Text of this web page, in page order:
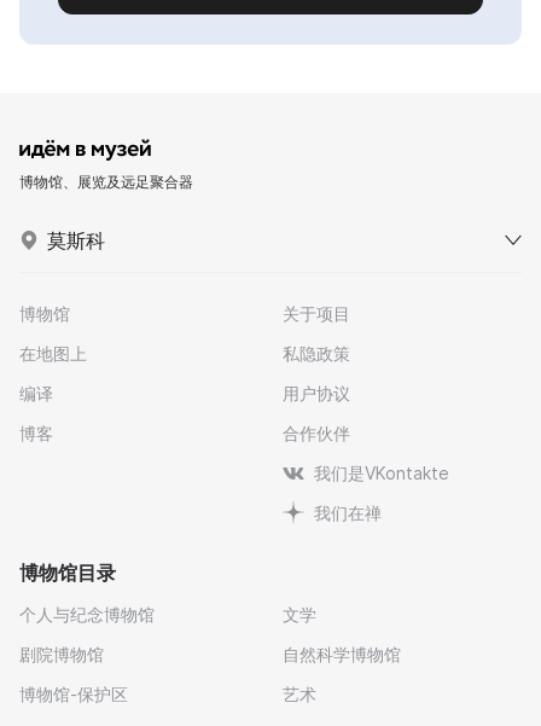
博物馆、展览及远足聚合器
莫斯科
博物馆
在地图上
编译
博客
关于项目
私隐政策
用户协议
合作伙伴
我们是VKontakte
我们在禅
博物馆目录
个人与纪念博物馆
剧院博物馆
博物馆-保护区
文学
自然科学博物馆
艺术